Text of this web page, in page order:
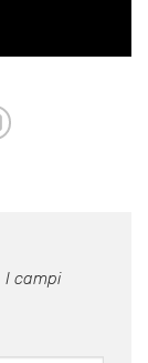
I campi